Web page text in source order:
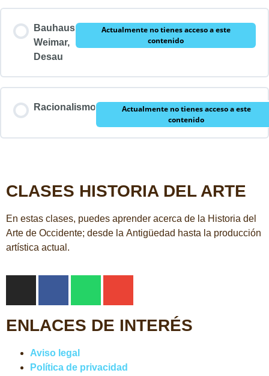
Bauhaus
Weimar,
Desau
Actualmente no tienes acceso a este
contenido
Racionalismo
Actualmente no tienes acceso a este
contenido
CLASES HISTORIA DEL ARTE
En estas clases, puedes aprender acerca de la Historia del
Arte de Occidente; desde la Antigüedad hasta la producción
artística actual.
ENLACES DE INTERÉS
Aviso legal
Política de privacidad